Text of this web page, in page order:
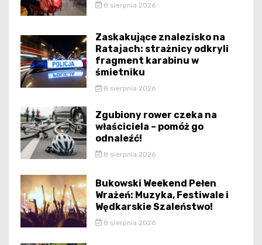
8 sierpnia 2026
Zaskakujące znalezisko na
Ratajach: strażnicy odkryli
fragment karabinu w
śmietniku
8 sierpnia 2026
Zgubiony rower czeka na
właściciela – pomóż go
odnaleźć!
8 sierpnia 2026
Bukowski Weekend Pełen
Wrażeń: Muzyka, Festiwale i
Wędkarskie Szaleństwo!
8 sierpnia 2026